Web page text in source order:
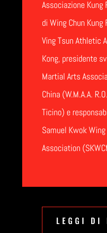
Associazione Kung
di Wing Chun
Ving Tsun Athletic
Kong, presidente
Martial Arts
China (W.M.A.A.
Ticino) e
Samuel Kwok
Association
LEGGI DI